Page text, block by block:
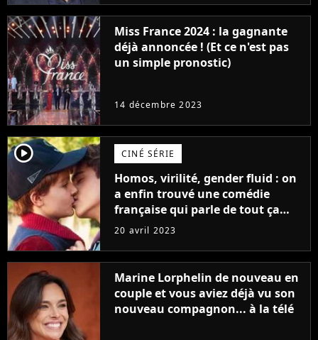
Miss France 2024 : la gagnante
déjà annoncée ! (Et ce n'est pas
un simple pronostic)
14 décembre 2023
player2 CINÉ SÉRIE
Homos, virilité, gender fluid : on
a enfin trouvé une comédie
française qui parle de tout ça
sans être super ringarde
20 avril 2023
Marine Lorphelin de nouveau en
couple et vous aviez déjà vu son
nouveau compagnon... à la télé